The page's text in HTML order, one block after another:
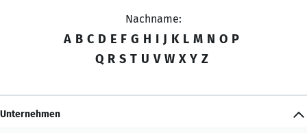
Nachname:
A B C D E F G H I J K L M N O P
Q R S T U V W X Y Z
Unternehmen